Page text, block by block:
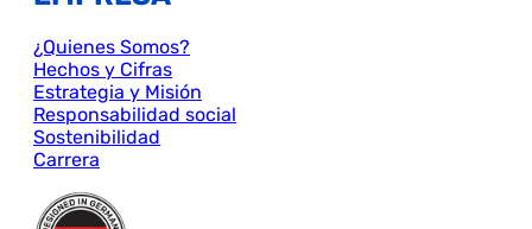
¿Quienes Somos?
Hechos y Cifras
Estrategia y Misión
Responsabilidad social
Sostenibilidad
Carrera